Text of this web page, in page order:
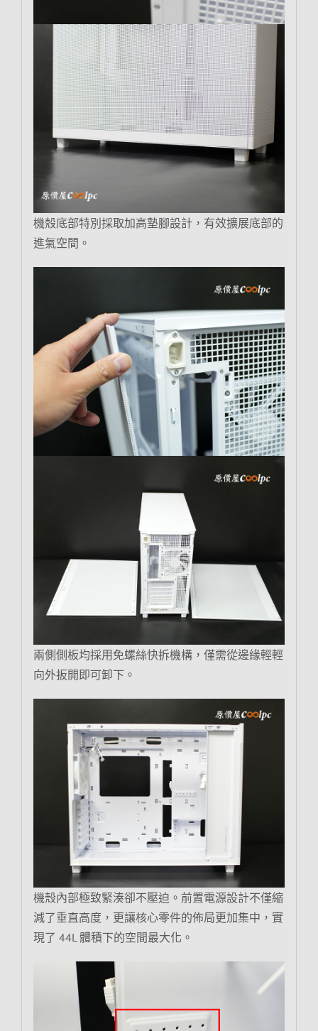
機殼底部特別採取加高墊腳設計，有效擴展底部的
進氣空間。
兩側側板均採用免螺絲快拆機構，僅需從邊緣輕輕
向外扳開即可卸下。
機殼內部極致緊湊卻不壓迫。前置電源設計不僅縮
減了垂直高度，更讓核心零件的佈局更加集中，實
現了 44L 體積下的空間最大化。